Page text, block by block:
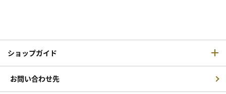
ショップガイド
お問い合わせ先